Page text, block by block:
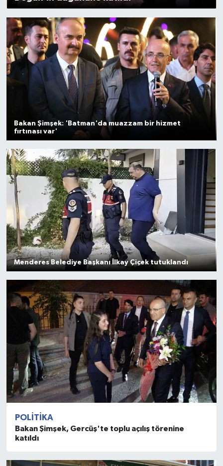
Bakan Şimşek: 'Batman'da muazzam bir hizmet
fırtınası var'
Menderes Belediye Başkanı İlkay Çiçek tutuklandı
POLITIKA
Bakan Şimşek, Gercüş'te toplu açılış törenine
katıldı
Gayrimenkul
Spor
Eğitim